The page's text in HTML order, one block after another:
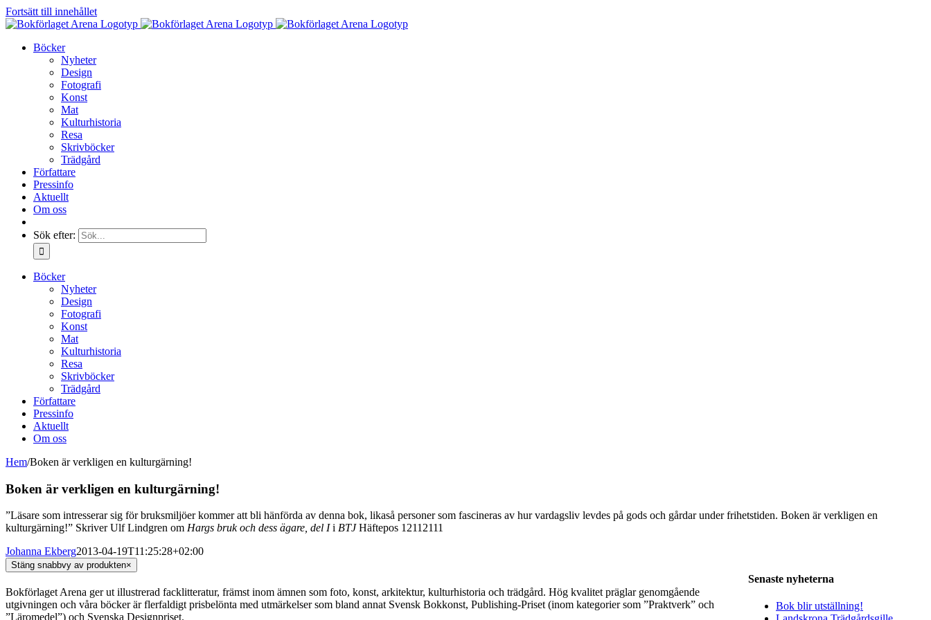
Fortsätt till innehållet
Böcker
Nyheter
Design
Fotografi
Konst
Mat
Kulturhistoria
Resa
Skrivböcker
Trädgård
Författare
Pressinfo
Aktuellt
Om oss
Sök efter:
Böcker
Nyheter
Design
Fotografi
Konst
Mat
Kulturhistoria
Resa
Skrivböcker
Trädgård
Författare
Pressinfo
Aktuellt
Om oss
Hem/Boken är verkligen en kulturgärning!
Boken är verkligen en kulturgärning!
”Läsare som intresserar sig för bruksmiljöer kommer att bli hänförda av denna bok, likaså personer som fascineras av hur vardagsliv levdes på gods och gårdar under frihetstiden. Boken är verkligen en
kulturgärning!” Skriver Ulf Lindgren om Hargs bruk och dess ägare, del Ii BTJHäftepos 12112111
Johanna Ekberg2013-04-19T11:25:28+02:00
Senaste nyheterna
Bok blir utställning!
Stäng snabbvy av produkten×
Bokförlaget Arena ger ut illustrerad facklitteratur, främst inom ämnen som foto, konst, arkitektur, kulturhistoria och trädgård. Hög kvalitet präglar genomgående
utgivningen och våra böcker är flerfaldigt prisbelönta med utmärkelser som bland annat Svensk Bokkonst, Publishing-Priset (inom kategorier som ”Praktverk” och
”Läromedel”) och Svenska Designpriset.